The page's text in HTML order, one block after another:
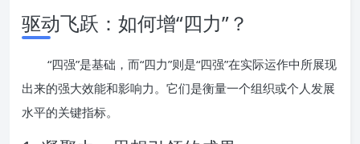
驱动飞跃：如何增“四力”？
“四强”是基础，而“四力”则是“四强”在实际运作中所展现
出来的强大效能和影响力。它们是衡量一个组织或个人发展
水平的关键指标。